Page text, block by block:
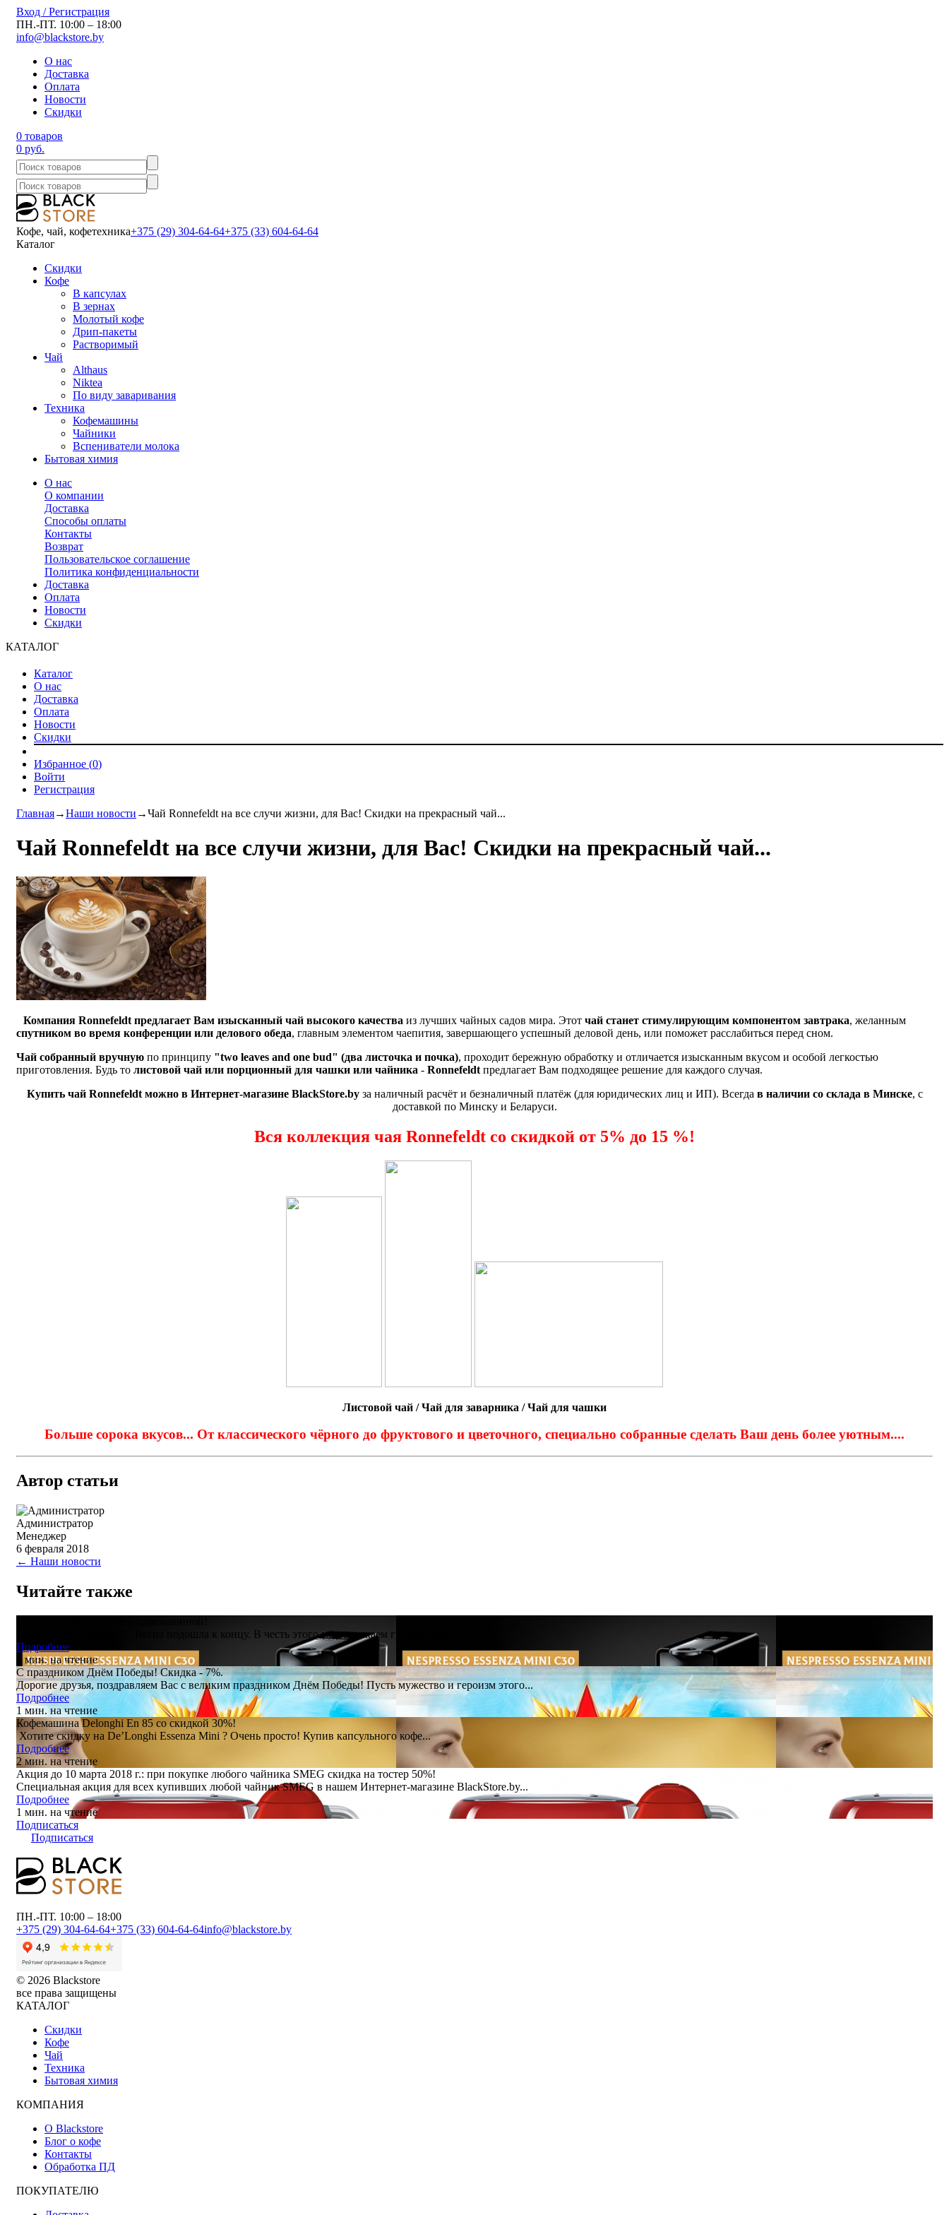
Вход / Регистрация
ПН.-ПТ. 10:00 – 18:00
info@blackstore.by
О нас
Доставка
Оплата
Новости
Скидки
0 товаров
0 руб.
Кофе, чай, кофетехника+375 (29) 304-64-64+375 (33) 604-64-64
Каталог
Скидки
Кофе
В капсулах
В зернах
Молотый кофе
Дрип-пакеты
Растворимый
Чай
Althaus
Niktea
По виду заваривания
Техника
Кофемашины
Чайники
Вспениватели молока
Бытовая химия
О нас
О компании
Доставка
Способы оплаты
Контакты
Возврат
Пользовательское соглашение
Политика конфиденциальности
Доставка
Оплата
Новости
Скидки
КАТАЛОГ
Каталог
О нас
Доставка
Оплата
Новости
Скидки
Избранное (0)
Войти
Регистрация
Главная→Наши новости →Чай Ronnefeldt на все случи жизни, для Вас! Скидки на прекрасный чай...
Чай Ronnefeldt на все случи жизни, для Вас! Скидки на прекрасный чай...
Компания Ronnefeldt предлагает Вам изысканный чай высокого качества из лучших чайных садов мира. Этот чай станет стимулирующим компонентом завтрака, желанным
спутником во время конференции или делового обеда, главным элементом чаепития, завершающего успешный деловой день, или поможет расслабиться перед сном.
Чай собранный вручную по принципу "two leaves and one bud" (два листочка и почка), проходит бережную обработку и отличается изысканным вкусом и особой легкостью
приготовления. Будь то листовой чай или порционный для чашки или чайника - Ronnefeldt предлагает Вам подходящее решение для каждого случая.
Купить чай Ronnefeldtможно в Интернет-магазине BlackStore.byза наличный расчёт и безналичный платёж (для юридических лиц и ИП). Всегда в наличии со склада в Минске, с
доставкой по Минску и Беларуси.
Вся коллекция чая Ronnefeldt со скидкой от 5% до 15 %!
Листовой чай / Чай для заварника / Чай для чашки
Больше сорока вкусов... От классического чёрного до фруктового и цветочного, специально собранные сделать Ваш день более уютным....
Автор статьи
Администратор
Менеджер
6 февраля 2018
← Наши новости
Читайте также
Добрый день, Друзья!!! Весна подошла к концу. В честь этого мы запускаем грандиозную...
Подробнее
2 мин. на чтение
С праздником Днём Победы! Скидка - 7%.
Дорогие друзья, поздравляем Вас с великим праздником Днём Победы! Пусть мужество и героизм этого...
Подробнее
1 мин. на чтение
Кофемашина Delonghi En 85 со скидкой 30%!
Хотите скидку на De’Longhi Essenza Mini ? Очень просто! Купив капсульного кофе...
Подробнее
2 мин. на чтение
Акция до 10 марта 2018 г.: при покупке любого чайника SMEG скидка на тостер 50%!
Специальная акция для всех купивших любой чайник SMEG в нашем Интернет-магазине BlackStore.by...
Подробнее
1 мин. на чтение
Подписаться
Подписаться
ПН.-ПТ. 10:00 – 18:00
+375 (29) 304-64-64+375 (33) 604-64-64info@blackstore.by
© 2026 Blackstore
все права защищены
КАТАЛОГ
Скидки
Кофе
Чай
Техника
Бытовая химия
КОМПАНИЯ
О Blackstore
Блог о кофе
Контакты
Обработка ПД
ПОКУПАТЕЛЮ